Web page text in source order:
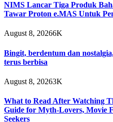
NIMS Lancar Tiga Produk
Tawar Proton e.MAS Untuk
August 8, 20266K
Bingit, berdentum dan
terus berbisa
August 8, 20263K
What to Read After Watching
Guide for Myth-Lovers, Movie
Seekers